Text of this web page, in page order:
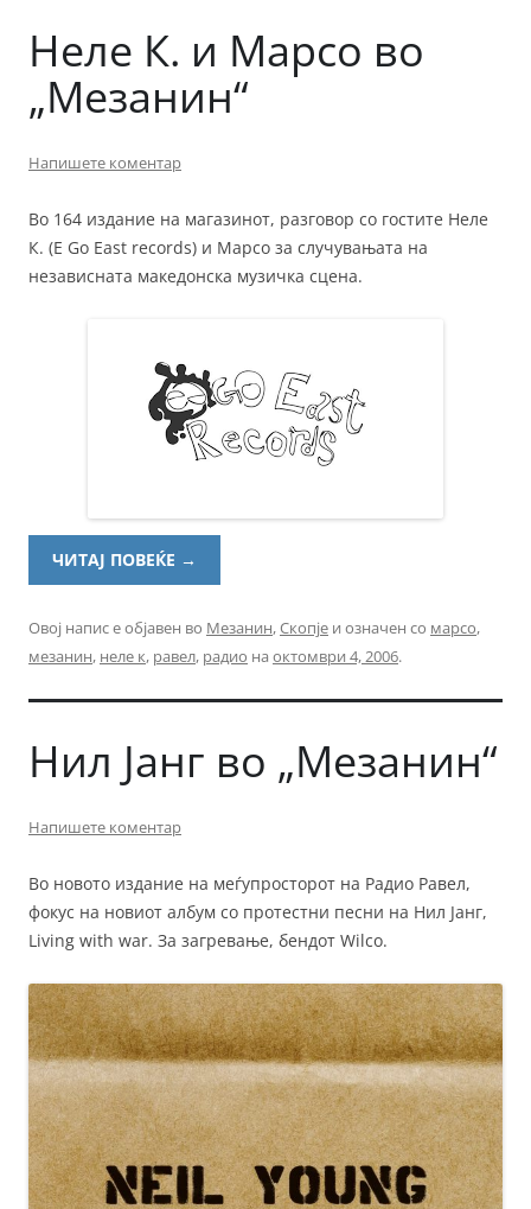
Неле К. и Марсо во
„Мезанин“
Напишете коментар
Во 164 издание на магазинот, разговор со гостите Неле
К. (E Go East records) и Марсо за случувањата на
независната македонска музичка сцена.
ЧИТАЈ ПОВЕЌЕ →
Овој напис е објавен во Мезанин,Скопје и означен со марсо,
мезанин, неле к, равел, радио на октомври 4, 2006.
Нил Јанг во „Мезанин“
Напишете коментар
Во новото издание на меѓупросторот на Радио Равел,
фокус на новиот албум со протестни песни на Нил Јанг,
Living with war. За загревање, бендот Wilco.